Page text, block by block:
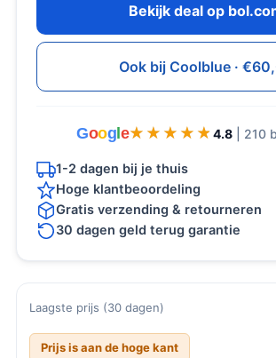
Bekijk deal op
Ook bij Coolblue ·
Goog e★★★★★
★★★★★ 4.8 | 210
1-2 dagen bij je thuis
Hoge klantbeoordeling
Gratis verzending & retourneren
30 dagen geld terug garantie
Laagste prijs (30 dagen)
Prijs is aan de hoge kant